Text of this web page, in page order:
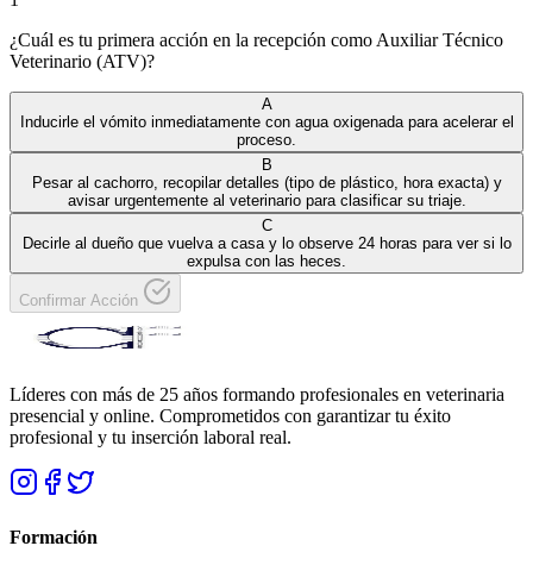
¿Cuál es tu primera acción en la recepción como Auxiliar Técnico
Veterinario (ATV)?
A
Inducirle el vómito inmediatamente con agua oxigenada para acelerar el
proceso.
B
Pesar al cachorro, recopilar detalles (tipo de plástico, hora exacta) y
avisar urgentemente al veterinario para clasificar su triaje.
C
Decirle al dueño que vuelva a casa y lo observe 24 horas para ver si lo
expulsa con las heces.
Confirmar Acción
Líderes con más de 25 años formando profesionales en veterinaria
presencial y online. Comprometidos con garantizar tu éxito
profesional y tu inserción laboral real.
Formación